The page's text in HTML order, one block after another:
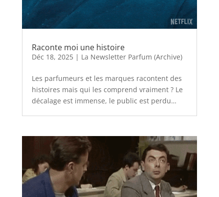
Raconte moi une histoire
Déc 18, 2025| La Newsletter Parfum (Archive)
Les parfumeurs et les marques racontent des
histoires mais qui les comprend vraiment ? Le
décalage est immense, le public est perdu…